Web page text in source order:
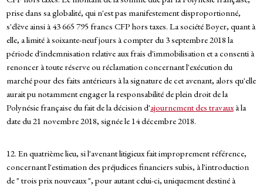
prise dans sa globalité, qui n'est pas manifestement disproportionné,
s'élève ainsi à 43 665 795 francs CFP hors taxes. La société Boyer, quant à
elle, a limité à soixante-neuf jours à compter du 3 septembre 2018 la
période d'indemnisation relative aux frais d'immobilisation et a consenti à
renoncer à toute réserve ou réclamation concernant l'exécution du
marché pour des faits antérieurs à la signature de cet avenant, alors qu'elle
aurait pu notamment engager la responsabilité de plein droit de la
Polynésie française du fait de la décision d'ajournement des travauxà la
date du 21 novembre 2018, signée le 14 décembre 2018.
12. En quatrième lieu, si l'avenant litigieux fait improprement référence,
concernant l'estimation des préjudices financiers subis, à l'introduction
de " trois prix nouveaux ", pour autant celui-ci, uniquement destiné à